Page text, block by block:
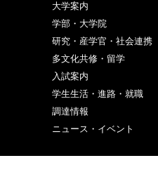
大学案内
学部・大学院
研究・産学官・社会連携
多文化共修・留学
入試案内
学生生活・進路・就職
調達情報
ニュース・イベント